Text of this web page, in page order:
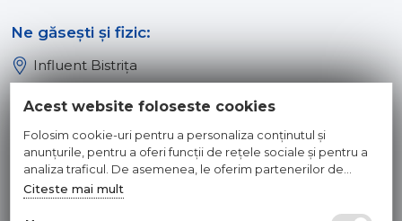
Ne găsești și fizic:
Influent Bistrița
Influent Dej
© 2026 INFLUENT SRL
Acest website foloseste cookies
Folosim cookie-uri pentru a personaliza conținutul și
anunțurile, pentru a oferi funcții de rețele sociale și pentru a
analiza traficul. De asemenea, le oferim partenerilor de
rețele sociale, de publicitate și de analize informații cu privire
la modul în care folosiți site-ul nostru. Aceștia le pot combina
Citeste mai mult